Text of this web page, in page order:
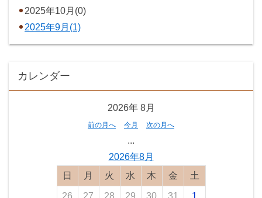
2025年10月(0)
2025年9月(1)
カレンダー
2026年 8月
前の月へ 今月 次の月へ
...
2026年8月
日曜日月曜日火曜日水曜日木曜日金曜日土曜日
26 27 28 29 30 31 1